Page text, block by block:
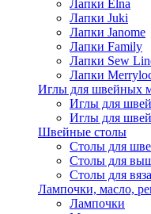
Лапки Elna
Лапки Juki
Лапки Janome
Лапки Family
Лапки Sew
Лапки
Иглы для швейных
Иглы для
Иглы для
Швейные столы
Столы для
Столы для
Столы для
Лампочки, масло,
Лампочки